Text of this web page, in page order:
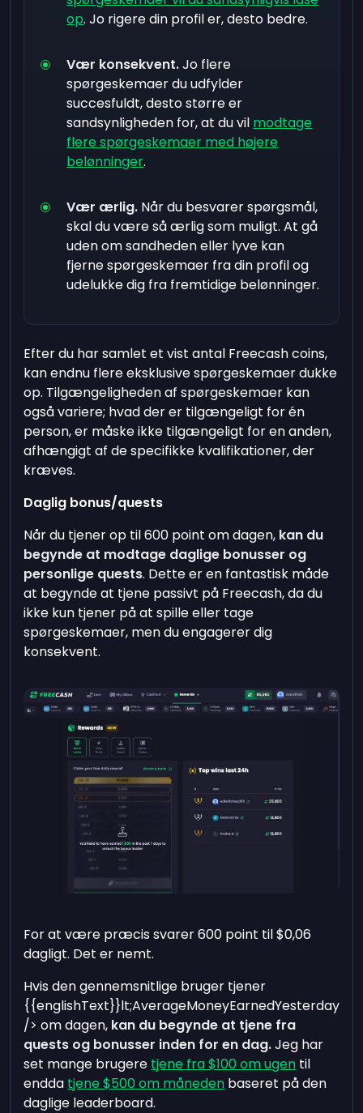
op. Jo rigere din profil er, desto bedre.
Vær konsekvent.Jo flere
spørgeskemaer du udfylder
succesfuldt, desto større er
sandsynligheden for, at du vil modtage
flere spørgeskemaer med højere
belønninger.
Vær ærlig. Når du besvarer spørgsmål,
skal du være så ærlig som muligt. At gå
uden om sandheden eller lyve kan
fjerne spørgeskemaer fra din profil og
udelukke dig fra fremtidige belønninger.
Efter du har samlet et vist antal Freecash coins,
kan endnu flere eksklusive spørgeskemaer dukke
op. Tilgængeligheden af spørgeskemaer kan
også variere; hvad der er tilgængeligt for én
person, er måske ikke tilgængeligt for en anden,
afhængigt af de specifikke kvalifikationer, der
kræves.
Daglig bonus/quests
Når du tjener op til 600 point om dagen, kan du
begynde at modtage daglige bonusser og
personlige quests. Dette er en fantastisk måde
at begynde at tjene passivt på Freecash, da du
ikke kun tjener på at spille eller tage
spørgeskemaer, men du engagerer dig
konsekvent.
For at være præcis svarer 600 point til $0,06
dagligt. Det er nemt.
Hvis den gennemsnitlige bruger tjener
{{englishText}}lt;AverageMoneyEarnedYesterday
/> om dagen, kan du begynde at tjene fra
quests og bonusser inden for en dag.Jeg har
set mange brugere tjene fra $100 om ugen til
endda tjene $500 om måneden baseret på den
daglige leaderboard.